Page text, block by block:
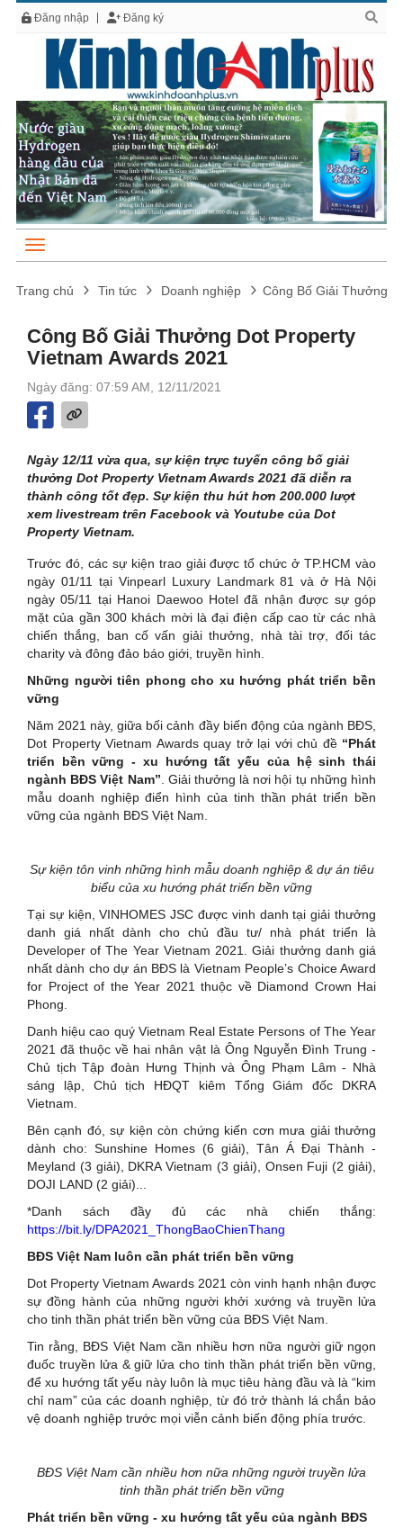
Đăng nhập Đăng ký
Trang chủ Tin tức Doanh nghiệp Công Bố Giải Thưởng
Công Bố Giải Thưởng Dot Property
Vietnam Awards 2021
Ngày đăng: 07:59 AM, 12/11/2021
Ngày 12/11 vừa qua, sự kiện trực tuyến công bố giải
thưởng Dot Property Vietnam Awards 2021 đã diễn ra
thành công tốt đẹp. Sự kiện thu hút hơn 200.000 lượt
xem livestream trên Facebook và Youtube của Dot
Property Vietnam.
Trước đó, các sự kiện trao giải được tổ chức ở TP.HCM vào
ngày 01/11 tại Vinpearl Luxury Landmark 81 và ở Hà Nội
ngày 05/11 tại Hanoi Daewoo Hotel đã nhận được sự góp
mặt của gần 300 khách mời là đại điện cấp cao từ các nhà
chiến thắng, ban cố vấn giải thưởng, nhà tài trợ, đối tác
charity và đông đảo báo giới, truyền hình.
Những người tiên phong cho xu hướng phát triển bền
vững
Năm 2021 này, giữa bối cảnh đầy biến động của ngành BĐS,
Dot Property Vietnam Awards quay trở lại với chủ đề “Phát
triển bền vững - xu hướng tất yếu của hệ sinh thái
ngành BĐS Việt Nam” . Giải thưởng là nơi hội tụ những hình
mẫu doanh nghiệp điển hình của tinh thần phát triển bền
vững của ngành BĐS Việt Nam.
Sự kiện tôn vinh những hình mẫu doanh nghiệp & dự án tiêu
biểu của xu hướng phát triển bền vững
Tại sự kiện, VINHOMES JSC được vinh danh tại giải thưởng
danh giá nhất dành cho chủ đầu tư/ nhà phát triển là
Developer of The Year Vietnam 2021. Giải thưởng danh giá
nhất dành cho dự án BĐS là Vietnam People’s Choice Award
for Project of the Year 2021 thuộc về Diamond Crown Hai
Phong.
Danh hiệu cao quý Vietnam Real Estate Persons of The Year
2021 đã thuộc về hai nhân vật là Ông Nguyễn Đình Trung -
Chủ tịch Tập đoàn Hưng Thịnh và Ông Phạm Lâm - Nhà
sáng lập, Chủ tịch HĐQT kiêm Tổng Giám đốc DKRA
Vietnam.
Bên cạnh đó, sự kiện còn chứng kiến cơn mưa giải thưởng
dành cho: Sunshine Homes (6 giải), Tân Á Đại Thành -
Meyland (3 giải), DKRA Vietnam (3 giải), Onsen Fuji (2 giải),
DOJI LAND (2 giải)...
*Danh sách đầy đủ các nhà chiến thắng:
https://bit.ly/DPA2021_ThongBaoChienThang
BĐS Việt Nam luôn cần phát triển bền vững
Dot Property Vietnam Awards 2021 còn vinh hạnh nhận được
sự đồng hành của những người khởi xướng và truyền lửa
cho tinh thần phát triển bền vững của BĐS Việt Nam.
Tin rằng, BĐS Việt Nam cần nhiều hơn nữa người giữ ngọn
đuốc truyền lửa & giữ lửa cho tinh thần phát triển bền vững,
để xu hướng tất yếu này luôn là mục tiêu hàng đầu và là “kim
chỉ nam” của các doanh nghiệp, từ đó trở thành lá chắn bảo
vệ doanh nghiệp trước mọi viễn cảnh biến động phía trước.
BĐS Việt Nam cần nhiều hơn nữa những người truyền lửa
tinh thần phát triển bền vững
Phát triển bền vững - xu hướng tất yếu của ngành BĐS